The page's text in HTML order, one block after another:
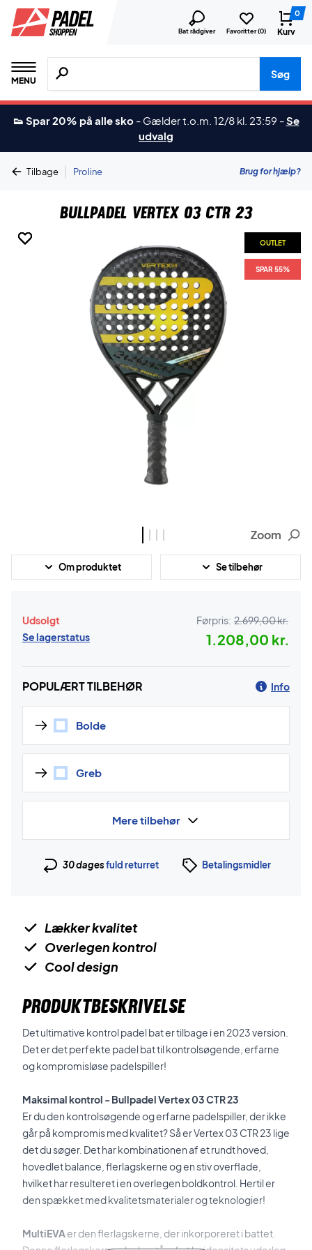
Bat rådgiver Favoritter (0)
0
Kurv
MENU
Søg efter produkter, mærker etc.
Søg
👟 Spar 20% på alle sko - Gælder t.o.m. 12/8 kl. 23:59 -Se
udvalg
Tilbage | Proline Brug for hjælp?
Bullpadel Vertex 03 CTR 23
OUTLET
SPAR 55%
OUTLET
SPAR 55%
OUTLET
SPAR 55%
OUTLET
SPAR 55%
Zoom
Om produktet Se tilbehør
Udsolgt
Se lagerstatus
Førpris: 2.699,00 kr.
1.208,00 kr.
POPULÆRT TILBEHØR Info
Bolde
Greb
Mere tilbehør
30 dagesfuld returret Betalingsmidler
Lækker kvalitet
Overlegen kontrol
Cool design
PRODUKTBESKRIVELSE
Det ultimative kontrol padel bat er tilbage i en 2023 version.
Det er det perfekte padel bat til kontrolsøgende, erfarne
og kompromisløse padelspiller!
Maksimal kontrol - Bullpadel Vertex 03 CTR 23
Er du den kontrolsøgende og erfarne padelspiller, der ikke
går på kompromis med kvalitet? Så erVertex 03 CTR 23 lige
det du søger. Det har kombinationen af et rundt hoved,
hovedlet balance, flerlagskerne og en stiv overflade,
hvilket har resulteret i en overlegen boldkontrol. Hertil er
den spækket med kvalitetsmaterialer og teknologier!
MultiEVAer den flerlagskerne, der inkorporeret i battet.